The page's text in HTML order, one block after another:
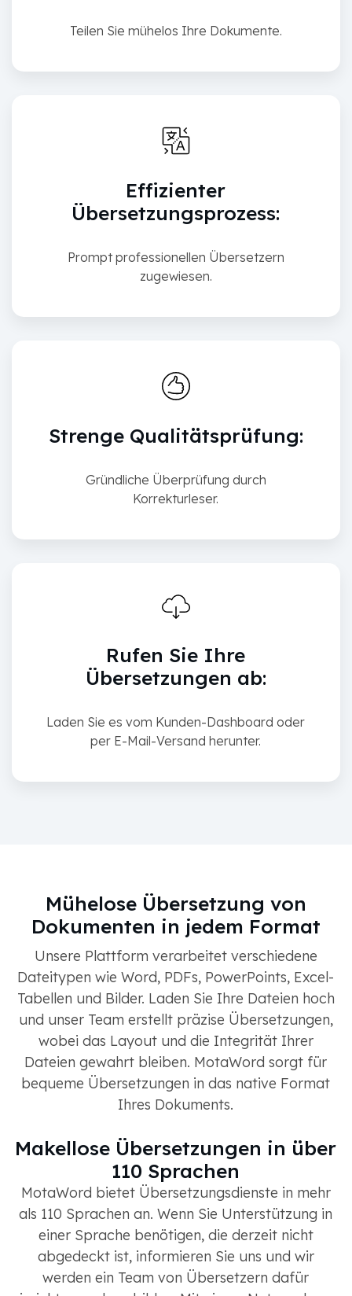
Teilen Sie mühelos Ihre Dokumente.
Effizienter
Übersetzungsprozess:
Prompt professionellen Übersetzern
zugewiesen.
Strenge Qualitätsprüfung:
Gründliche Überprüfung durch
Korrekturleser.
Rufen Sie Ihre
Übersetzungen ab:
Laden Sie es vom Kunden-Dashboard oder
per E-Mail-Versand herunter.
Mühelose Übersetzung von
Dokumenten in jedem Format
Unsere Plattform verarbeitet verschiedene
Dateitypen wie Word, PDFs, PowerPoints, Excel-
Tabellen und Bilder. Laden Sie Ihre Dateien hoch
und unser Team erstellt präzise Übersetzungen,
wobei das Layout und die Integrität Ihrer
Dateien gewahrt bleiben. MotaWord sorgt für
bequeme Übersetzungen in das native Format
Ihres Dokuments.
Makellose Übersetzungen in über
110 Sprachen
MotaWord bietet Übersetzungsdienste in mehr
als 110 Sprachen an. Wenn Sie Unterstützung in
einer Sprache benötigen, die derzeit nicht
abgedeckt ist, informieren Sie uns und wir
werden ein Team von Übersetzern dafür